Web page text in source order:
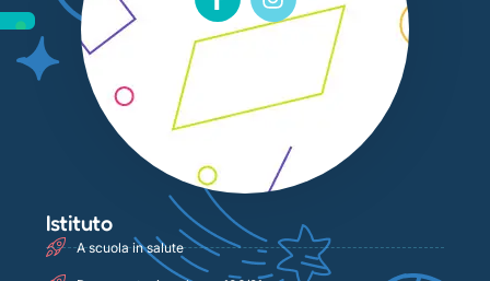
Istituto
A scuola in salute